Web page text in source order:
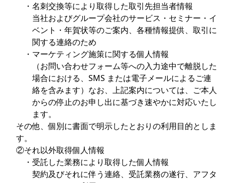
・名刺交換等により取得した取引先担当者情報
当社およびグループ会社のサービス・セミナー・イ
ベント・年賀状等のご案内、各種情報提供、取引に
関する連絡のため
・マーケティング施策に関する個人情報
（お問い合わせフォーム等への入力途中で離脱した
場合における、SMS または電子メールによるご連
絡を含みます）なお、上記案内については、ご本人
からの停止のお申し出に基づき速やかに対応いたし
ます。
その他、個別に書面で明示したとおりの利用目的としま
す。
②それ以外取得個人情報
・受託した業務により取得した個人情報
契約及びそれに伴う連絡、受託業務の遂行、アフタ